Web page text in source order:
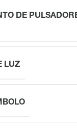
DE
LUZ